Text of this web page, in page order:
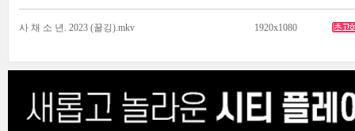
사 채 소 년. 2023 (꿀깅).mkv 1920x1080